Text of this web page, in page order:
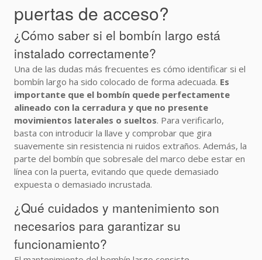
puertas de acceso?
¿Cómo saber si el bombín largo está
instalado correctamente?
Una de las dudas más frecuentes es cómo identificar si el
bombín largo ha sido colocado de forma adecuada. Es
importante que el bombín quede perfectamente
alineado con la cerradura y que no presente
movimientos laterales o sueltos. Para verificarlo,
basta con introducir la llave y comprobar que gira
suavemente sin resistencia ni ruidos extraños. Además, la
parte del bombín que sobresale del marco debe estar en
línea con la puerta, evitando que quede demasiado
expuesta o demasiado incrustada.
¿Qué cuidados y mantenimiento son
necesarios para garantizar su
funcionamiento?